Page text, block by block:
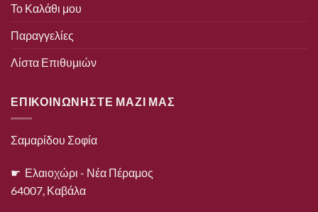
Το Καλάθι μου
Παραγγελίες
Λίστα Επιθυμιών
ΕΠΙΚΟΙΝΩΝΗΣΤΕ ΜΑΖΙ ΜΑΣ
Σαμαρίδου Σοφία
☛ Ελαιοχώρι - Νέα Πέραμος
64007, Καβάλα